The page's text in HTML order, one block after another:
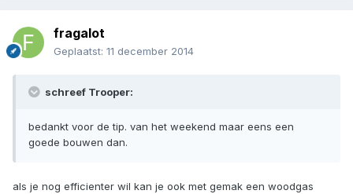
fragalot
Geplaatst: 11 december 2014
schreef Trooper:
bedankt voor de tip. van het weekend maar eens een
goede bouwen dan.
als je nog efficienter wil kan je ook met gemak een woodgas